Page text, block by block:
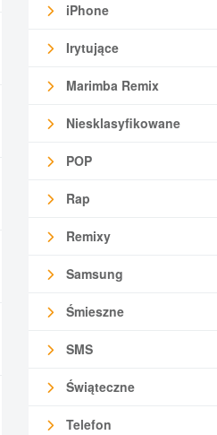
iPhone
Irytujące
Marimba Remix
Niesklasyfikowane
POP
Rap
Remixy
Samsung
Śmieszne
SMS
Świąteczne
Telefon